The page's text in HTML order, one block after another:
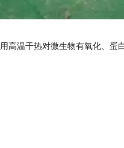
高温干热对微生物有氧化、